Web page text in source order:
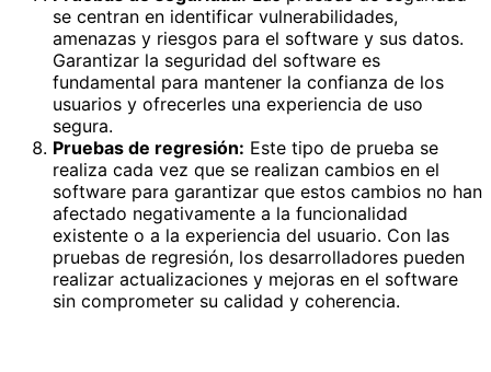
se centran en identificar vulnerabilidades,
amenazas y riesgos para el software y sus datos.
Garantizar la seguridad del software es
fundamental para mantener la confianza de los
usuarios y ofrecerles una experiencia de uso
segura.
Pruebas de regresión: Este tipo de prueba se
realiza cada vez que se realizan cambios en el
software para garantizar que estos cambios no han
afectado negativamente a la funcionalidad
existente o a la experiencia del usuario. Con las
pruebas de regresión, los desarrolladores pueden
realizar actualizaciones y mejoras en el software
sin comprometer su calidad y coherencia.